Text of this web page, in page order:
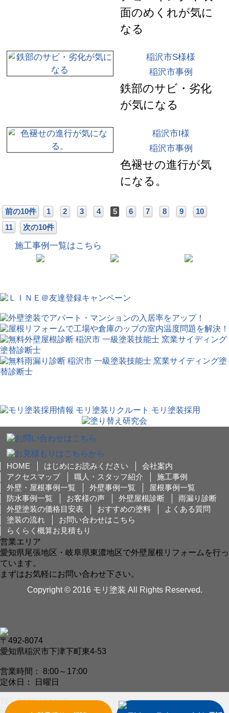
面のめくれが気に
なる
稲沢市S様様
稲沢市事例
鉄部のサビ・劣化
が気になる
稲沢市I様
稲沢市事例
色褪せの進行が気
になる。
前の10件 1 2 3 4 5 6 7 8 9
10
11
次の10件
施工事例一覧はこちら
HOME はじめにお読みください
会社案内
アクセスマップ
職人・スタッフ紹介
施工事例
外壁・屋根事例一覧
外壁事例一覧
屋根事例一覧
防水事例一覧
お客様の声 外壁屋根診断
雨漏り診断
外壁塗装の価格目安表
おすすめの塗料
よくある質問
塗装の流れ
お問い合わせはこちら
らくらく概算お見積もり
営業エリア
愛知県尾張地区・岐阜県東濃地区で外壁屋根リフォームを行っ
ています。
まずはお気軽にお問い合わせ下さい。
Copyright © 2016 モリ塗装 All Rights Reserved.
〒492-8074
愛知県稲沢市下津下町東4-53
営業時間： 8:00～17:00
定休日： 日曜日
TEL:0120-104-617
FAX: 0587-33-4718